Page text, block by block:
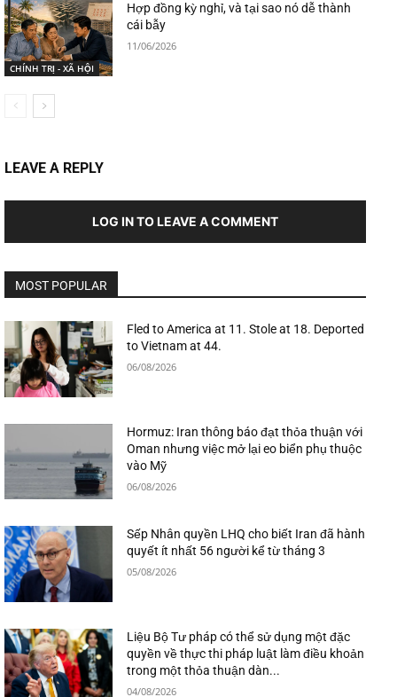
CHÍNH TRỊ - XÃ HỘI
Hợp đồng kỳ nghỉ, và tại sao nó dễ thành
cái bẫy
11/06/2026
LEAVE A REPLY
LOG IN TO LEAVE A COMMENT
MOST POPULAR
Fled to America at 11. Stole at 18. Deported
to Vietnam at 44.
06/08/2026
Hormuz: Iran thông báo đạt thỏa thuận với
Oman nhưng việc mở lại eo biển phụ thuộc
vào Mỹ
06/08/2026
Sếp Nhân quyền LHQ cho biết Iran đã hành
quyết ít nhất 56 người kể từ tháng 3
05/08/2026
Liệu Bộ Tư pháp có thể sử dụng một đặc
quyền về thực thi pháp luật làm điều khoản
trong một thỏa thuận dàn...
04/08/2026